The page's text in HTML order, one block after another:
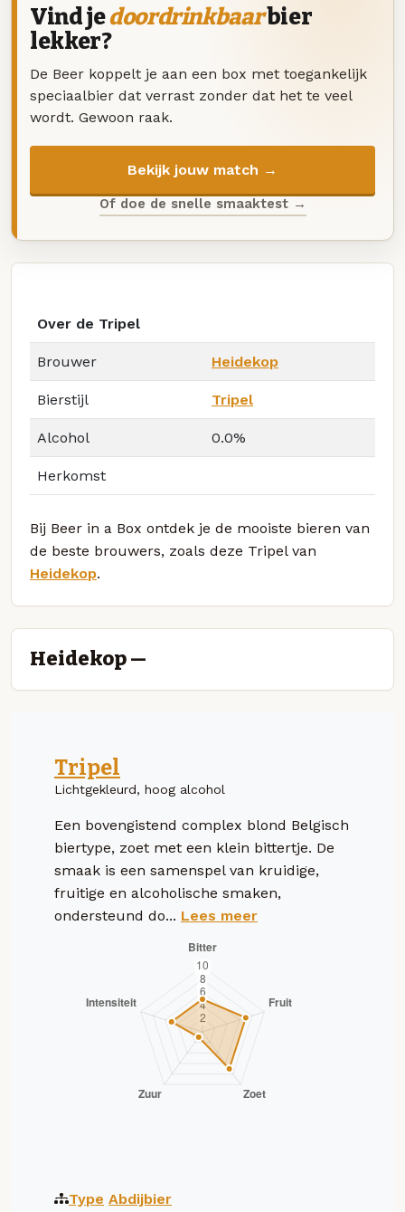
Vind jedoordrinkbaarbier
lekker?
De Beer koppelt je aan een box met toegankelijk
speciaalbier dat verrast zonder dat het te veel
wordt. Gewoon raak.
Bekijk jouw match →
Of doe de snelle smaaktest →
Over de Tripel
Brouwer Heidekop
Bierstijl Tripel
Alcohol 0.0%
Herkomst
Bij Beer in a Box ontdek je de mooiste bieren van
de beste brouwers, zoals deze Tripel van
Heidekop.
Heidekop —
Tripel
Lichtgekleurd, hoog alcohol
Een bovengistend complex blond Belgisch
biertype, zoet met een klein bittertje. De
smaak is een samenspel van kruidige,
fruitige en alcoholische smaken,
ondersteund do... Lees meer
Type Abdijbier